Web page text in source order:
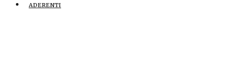
ADERENTI